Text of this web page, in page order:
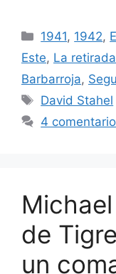
Categorías
1941, 1942,
Este, La
Barbarroja,
Etiquetas
David Stahel
4
de
un